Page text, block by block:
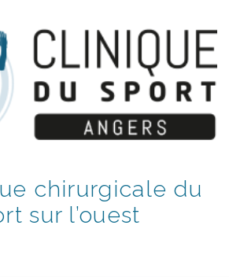
chirurgicale du
sur l’ouest